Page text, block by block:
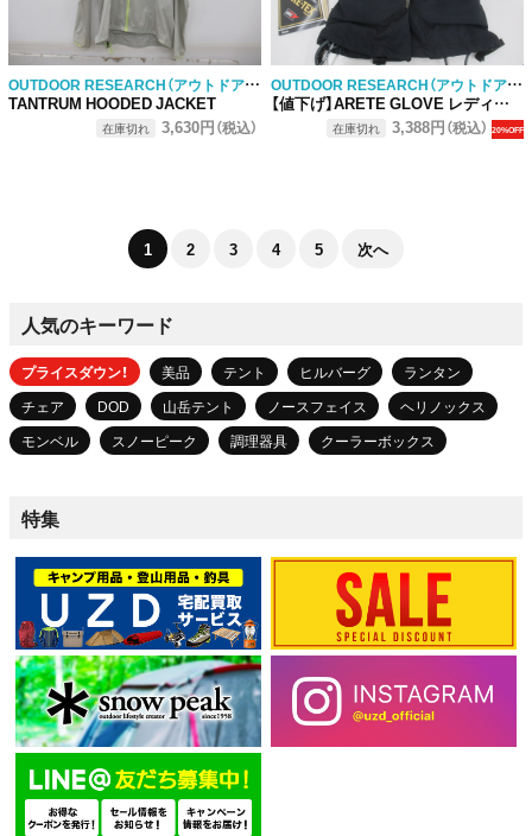
OUTDOOR RESEARCH（アウトドアリサーチ）
TANTRUM HOODED JACKET
在庫切れ 3,630円（税込）
OUTDOOR RESEARCH（アウトドアリサーチ）
【値下げ】ARETE GLOVE レディース
在庫切れ 3,388円（税込） 20%OFF
1 2 3 4 5 次へ
人気のキーワード
プライスダウン！ 美品 テント ヒルバーグ
ランタン
チェア
DOD 山岳テント ノースフェイス
ヘリノックス
モンベル
スノーピーク 調理器具 クーラーボックス
特集